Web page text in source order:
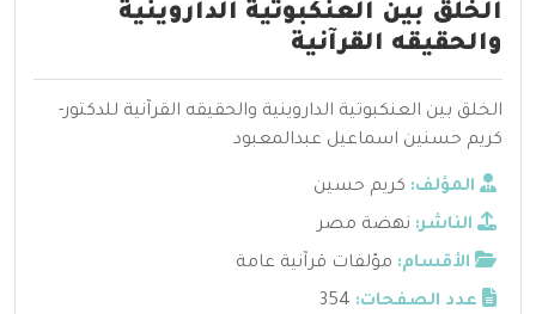
الخلق بين العنكبوتية الداروينية
والحقيقه القرآنية
الخلق بين العنكبوتية الداروينية والحقيقه القرآنية للدكتور-
كريم حسنين اسماعيل عبدالمعبود
المؤلف: كريم حسين
الناشر: نهضة مصر
الأقسام: مؤلفات قرآنية عامة
عدد الصفحات: 354